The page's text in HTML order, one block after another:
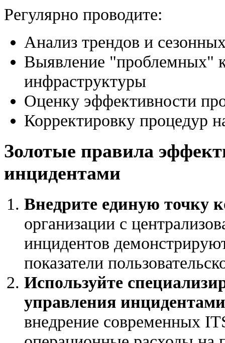
Регулярно проводите:
Анализ трендов и
Выявление "проблемных"
инфраструктуры
Оценку эффективности
Корректировку процедур
Золотые правила
инцидентами
Внедрите единую точку
организации с
инцидентов
показатели
Используйте
управления инцидентами
внедрение современных